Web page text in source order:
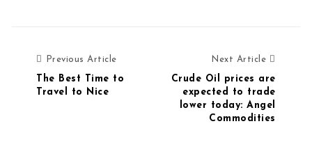
Previous ArticlePrevious Article
The Best Time to
Travel to Nice
Next Article
Crude Oil prices are
expected to trade
lower today: Angel
Commodities